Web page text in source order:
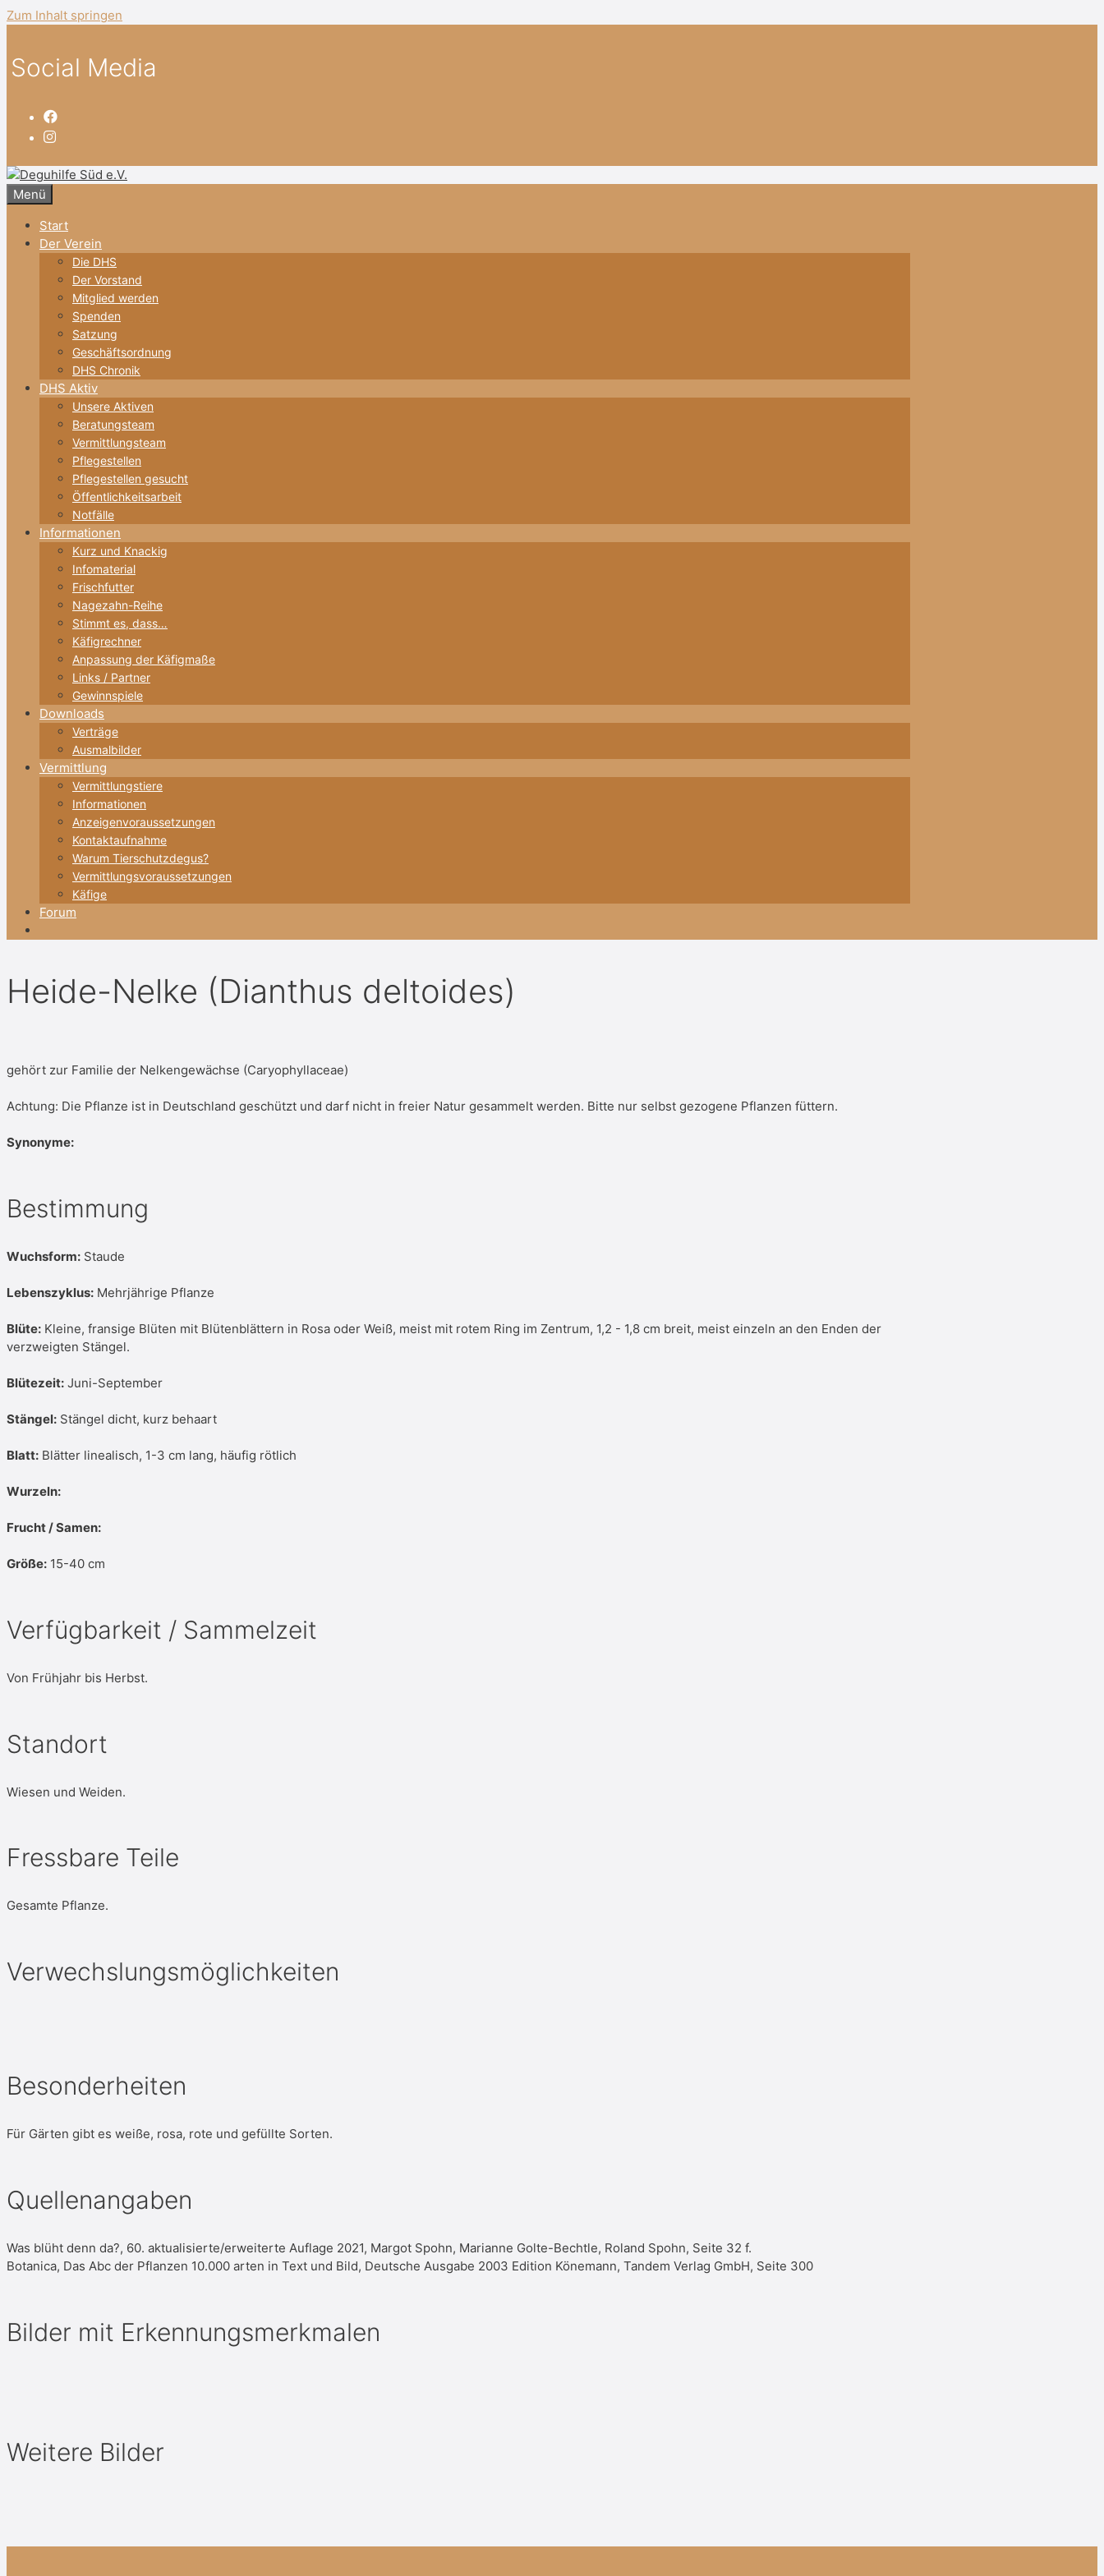
Zum Inhalt springen
Social Media
Menü
Start
Der Verein
Die DHS
Der Vorstand
Mitglied werden
Spenden
Satzung
Geschäftsordnung
DHS Chronik
DHS Aktiv
Unsere Aktiven
Beratungsteam
Vermittlungsteam
Pflegestellen
Pflegestellen gesucht
Öffentlichkeitsarbeit
Notfälle
Informationen
Kurz und Knackig
Infomaterial
Frischfutter
Nagezahn-Reihe
Stimmt es, dass…
Käfigrechner
Anpassung der Käfigmaße
Links / Partner
Gewinnspiele
Downloads
Verträge
Ausmalbilder
Vermittlung
Vermittlungstiere
Informationen
Anzeigenvoraussetzungen
Kontaktaufnahme
Warum Tierschutzdegus?
Vermittlungsvoraussetzungen
Käfige
Forum
Heide-Nelke (Dianthus deltoides)
gehört zur Familie der Nelkengewächse (Caryophyllaceae)
Achtung: Die Pflanze ist in Deutschland geschützt und darf nicht in freier Natur gesammelt werden. Bitte nur selbst gezogene Pflanzen füttern.
Synonyme:
Bestimmung
Wuchsform: Staude
Lebenszyklus: Mehrjährige Pflanze
Blüte: Kleine, fransige Blüten mit Blütenblättern in Rosa oder Weiß, meist mit rotem Ring im Zentrum, 1,2 - 1,8 cm breit, meist einzeln an den Enden der
verzweigten Stängel.
Blütezeit: Juni-September
Stängel: Stängel dicht, kurz behaart
Blatt: Blätter linealisch, 1-3 cm lang, häufig rötlich
Wurzeln:
Frucht / Samen:
Größe: 15-40 cm
Verfügbarkeit / Sammelzeit
Von Frühjahr bis Herbst.
Standort
Wiesen und Weiden.
Fressbare Teile
Gesamte Pflanze.
Verwechslungsmöglichkeiten
Besonderheiten
Für Gärten gibt es weiße, rosa, rote und gefüllte Sorten.
Quellenangaben
Was blüht denn da?, 60. aktualisierte/erweiterte Auflage 2021, Margot Spohn, Marianne Golte-Bechtle, Roland Spohn, Seite 32 f.
Botanica, Das Abc der Pflanzen 10.000 arten in Text und Bild, Deutsche Ausgabe 2003 Edition Könemann, Tandem Verlag GmbH, Seite 300
Bilder mit Erkennungsmerkmalen
Weitere Bilder